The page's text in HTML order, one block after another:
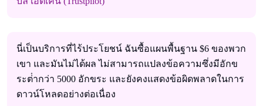
นี่เป็นบริการที่ไร้ประโยชน์ ฉันซื้อแผนพื้นฐาน $6 ของพวก
เขา และมันไม่ได้ผล ไม่สามารถแปลงข้อความซึ่งมีอักข
ระต่ํากว่า 5000 อักขระ และยังคงแสดงข้อผิดพลาดในการ
ดาวน์โหลดอย่างต่อเนื่อง